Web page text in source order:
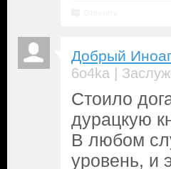
Добрый
6o4ka |
Стоило
дурацкую
В любом
уровень, и